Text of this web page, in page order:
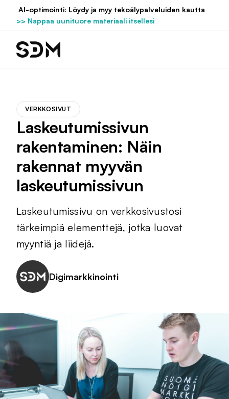
Hyppää
sisältöön
AI-optimointi: Löydy ja myy tekoälypalveluiden kautta
>> Nappaa uunituore materiaali itsellesi
VERKKOSIVUT
Laskeutumissivun
rakentaminen: Näin
rakennat myyvän
laskeutumissivun
Laskeutumissivu on verkkosivustosi
tärkeimpiä elementtejä, jotka luovat
myyntiä ja liidejä.
Digimarkkinointi